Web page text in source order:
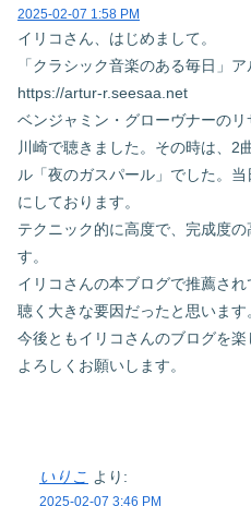
2025-02-07 1:58 PM
イリコさん、はじめまして。
「クラシック音楽のある毎日」
https://artur-r.seesaa.net
ベンジャミン・グローヴナーの
川崎で聴きました。その時は、2
ル「夜のガスパール」でした。
にしております。
テクニック的に高度で、完成度
す。
イリコさんの本ブログで推薦さ
聴く大きな要因だったと思います
今後ともイリコさんのブログを楽
よろしくお願いします。
いりこ より:
2025-02-07 3:46 PM